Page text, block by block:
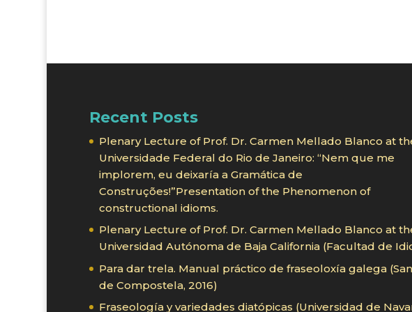
Recent Posts
Plenary Lecture of Prof. Dr. Carmen Mellado Blanco at
Universidade Federal do Rio de Janeiro: “Nem que me
implorem, eu deixaría a Gramática de
Construções!”Presentation of the Phenomenon of
constructional idioms.
Plenary Lecture of Prof. Dr. Carmen Mellado Blanco at
Universidad Autónoma de Baja California (Facultad de
Para dar trela. Manual práctico de fraseoloxía galega
de Compostela, 2016)
Fraseología y variedades diatópicas (Universidad de